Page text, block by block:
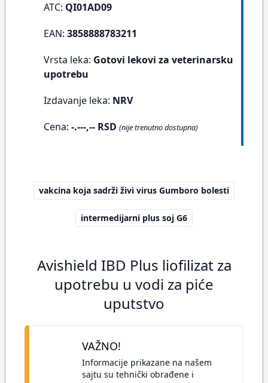
ATC: QI01AD09
EAN: 3858888783211
Vrsta leka: Gotovi lekovi za veterinarsku
upotrebu
Izdavanje leka: NRV
Cena: -.---,-- RSD (nije trenutno dostupna)
vakcina koja sadrži živi virus Gumboro bolesti
intermedijarni plus soj G6
Avishield IBD Plus liofilizat za
upotrebu u vodi za piće
uputstvo
VAŽNO!
Informacije prikazane na našem
sajtu su tehnički obrađene i